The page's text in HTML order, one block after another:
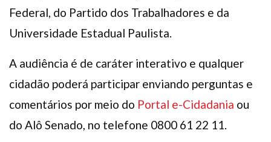
Federal, do Partido dos Trabalhadores e da
Universidade Estadual Paulista.
A audiência é de caráter interativo e qualquer
cidadão poderá participar enviando perguntas e
comentários por meio do Portal e-Cidadania ou
do Alô Senado, no telefone 0800 61 22 11.